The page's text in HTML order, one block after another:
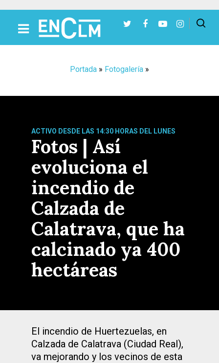
Portada » Fotogalería »
ACTIVO DESDE LAS 14:30 HORAS DEL LUNES
Fotos | Así
evoluciona el
incendio de
Calzada de
Calatrava, que ha
calcinado ya 400
hectáreas
El incendio de Huertezuelas, en
Calzada de Calatrava (Ciudad Real),
va mejorando y los vecinos de esta